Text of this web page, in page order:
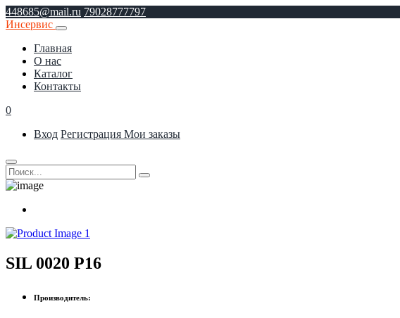
448685@mail.ru 79028777797
Инсервис
Главная
О нас
Каталог
Контакты
0
Вход Регистрация Мои заказы
SIL 0020 P16
Производитель: